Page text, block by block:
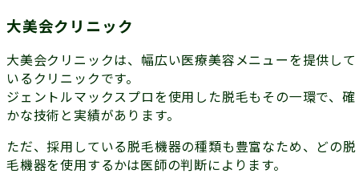
大美会クリニック
大美会クリニックは、幅広い医療美容メニューを提供して
いるクリニックです。
ジェントルマックスプロを使用した脱毛もその一環で、確
かな技術と実績があります。
ただ、採用している脱毛機器の種類も豊富なため、どの脱
毛機器を使用するかは医師の判断によります。